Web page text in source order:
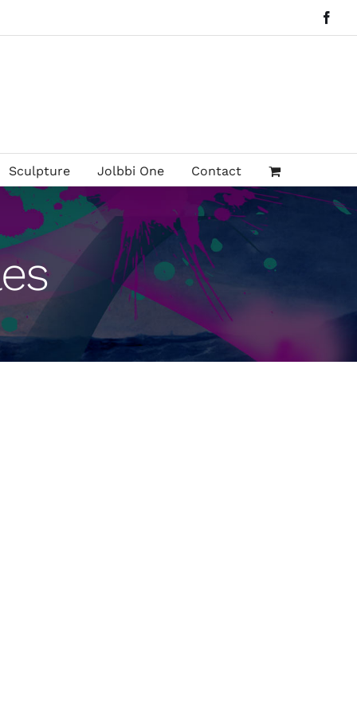
Sculpture Jolbbi One Contact